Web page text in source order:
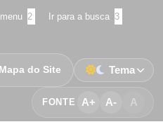
2 Ir para a busca 3
FONTE A+ A- A
Mapa do Site Tema